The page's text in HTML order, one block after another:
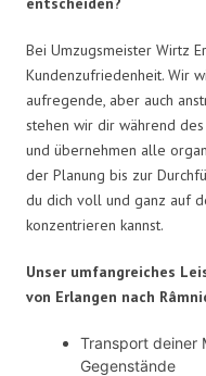
Bei Umzugsmeister Wirtz
Kundenzufriedenheit. Wir
aufregende, aber auch
stehen wir dir während
und übernehmen alle
der Planung bis zur
du dich voll und ganz auf
konzentrieren kannst.
Unser umfangreiches
von Erlangen nach
Transport deiner
Gegenstände